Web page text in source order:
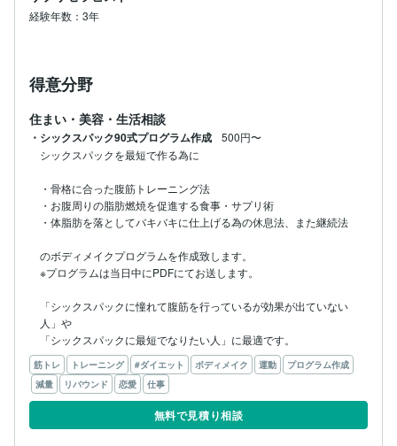
ックになれないという方は全力で応援しますので是非相
経験年数：3年
得意分野
住まい・美容・生活相談
・シックスパック90式プログラム作成
500円〜
シックスパックを最短で作る為に
・骨格に合った腹筋トレーニング法
・お腹周りの脂肪燃焼を促進する食事・サプリ術
・体脂肪を落としてバキバキに仕上げる為の休息法、また継続法
のボディメイクプログラムを作成致します。
※プログラムは当日中にPDFにてお送します。
「シックスパックに憧れて腹筋を行っているが効果が出ていない
人」や
「シックスパックに最短でなりたい人」に最適です。
筋トレ トレーニング #ダイエット ボディメイク 運動
プログラム作成
減量
リバウンド 恋愛 仕事
無料で見積り相談